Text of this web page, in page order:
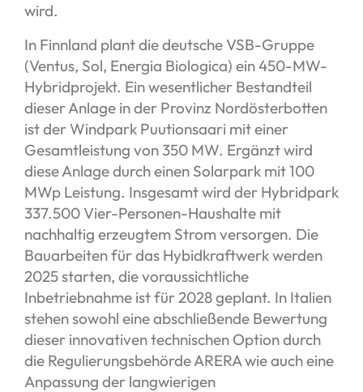
wird.
In Finnland plant die deutsche VSB-Gruppe
(Ventus, Sol, Energia Biologica) ein 450-MW-
Hybridprojekt. Ein wesentlicher Bestandteil
dieser Anlage in der Provinz Nordösterbotten
ist der Windpark Puutionsaari mit einer
Gesamtleistung von 350 MW. Ergänzt wird
diese Anlage durch einen Solarpark mit 100
MWp Leistung. Insgesamt wird der Hybridpark
337.500 Vier-Personen-Haushalte mit
nachhaltig erzeugtem Strom versorgen. Die
Bauarbeiten für das Hybidkraftwerk werden
2025 starten, die voraussichtliche
Inbetriebnahme ist für 2028 geplant. In Italien
stehen sowohl eine abschließende Bewertung
dieser innovativen technischen Option durch
die Regulierungsbehörde ARERA wie auch eine
Anpassung der langwierigen